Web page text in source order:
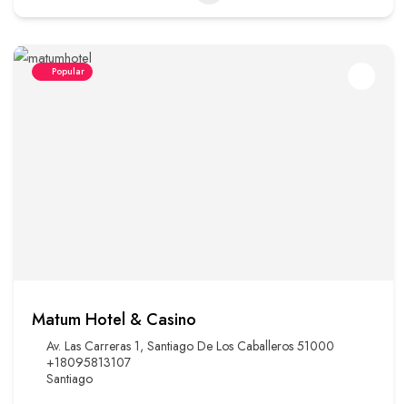
Popular
Matum Hotel & Casino
Av. Las Carreras 1, Santiago De Los Caballeros 51000
+18095813107
Santiago